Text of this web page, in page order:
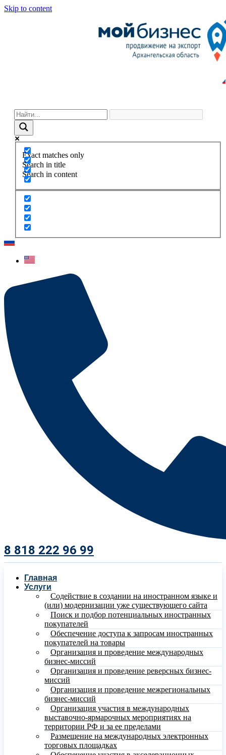
Skip to content
Exact matches only
Search in title
Search in content
8 818 222 96 99​
Главная
Услуги
Содействие в создании на иностранном языке и
(или) модернизации уже существующего сайта
Поиск и подбор потенциальных иностранных
покупателей
Обеспечение доступа к запросам иностранных
покупателей на товары
Организация и проведение международных
бизнес-миссий
Организация и проведение реверсных бизнес-
миссий
Организация и проведение межрегиональных
бизнес-миссий
Организация участия в международных
выставочно-ярмарочных мероприятиях на
территории РФ и за ее пределами
Размещение на международных электронных
торговых площадках